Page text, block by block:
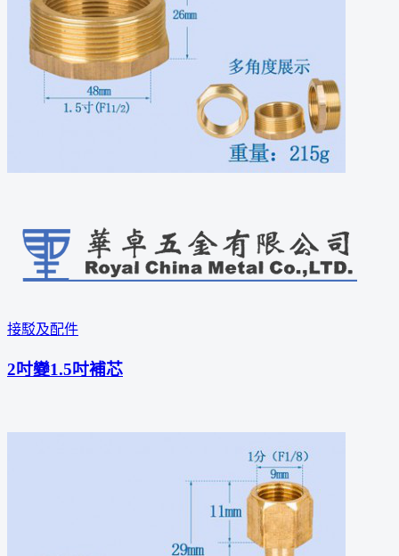
接駁及配件
2吋變1.5吋補芯